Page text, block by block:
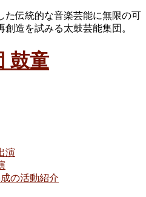
た伝統的な音楽芸能に無限の可
造を試みる太鼓芸能集団。
演
の活動紹介